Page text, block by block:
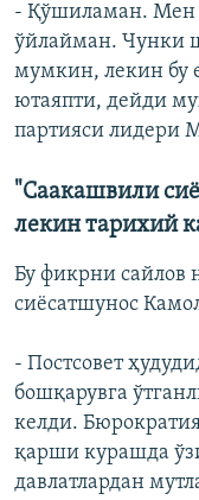
- Қўшиламан. Мен
ўйлайман. Чунки
мумкин, лекин бу
ютаяпти, дейди
партияси лидери
"Саакашвили
лекин тарихий
Бу фикрни сайлов
сиёсатшунос
- Постсовет
бошқарувга
келди.
қарши курашда
давлатлардан